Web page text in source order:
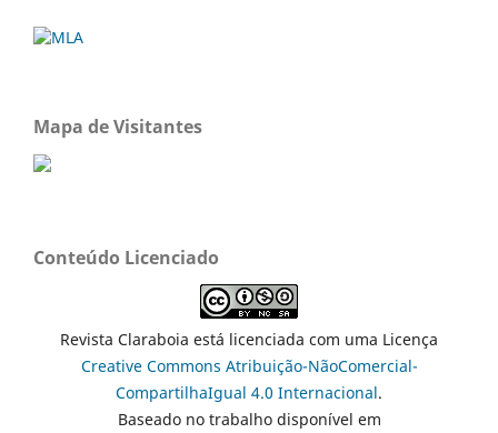
Mapa de Visitantes
Conteúdo Licenciado
Revista Claraboia está licenciada com uma Licença
Creative Commons Atribuição-NãoComercial-
CompartilhaIgual 4.0 Internacional.
Baseado no trabalho disponível em